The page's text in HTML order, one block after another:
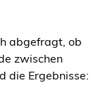
abgefragt, ob
zwischen
die Ergebnisse: